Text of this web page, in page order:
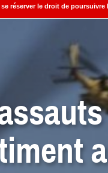
de poursuivre Israël